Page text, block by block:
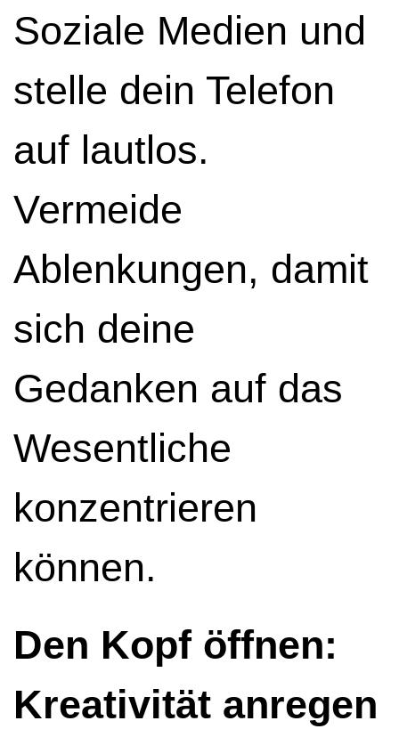
Soziale Medien und
stelle dein Telefon
auf lautlos.
Vermeide
Ablenkungen, damit
sich deine
Gedanken auf das
Wesentliche
konzentrieren
können.
Den Kopf öffnen:
Kreativität anregen